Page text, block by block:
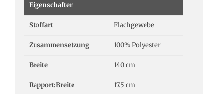
Eigenschaften
Stoffart Flachgewebe
Zusammensetzung 100% Polyester
Breite 140 cm
Rapport:Breite 17.5 cm